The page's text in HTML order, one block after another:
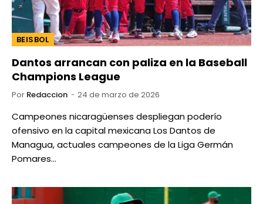
BEISBOL
Dantos arrancan con paliza en la Baseball
Champions League
Por Redaccion 24 de marzo de 2026
Campeones nicaragüenses despliegan poderío
ofensivo en la capital mexicana Los Dantos de
Managua, actuales campeones de la Liga Germán
Pomares…